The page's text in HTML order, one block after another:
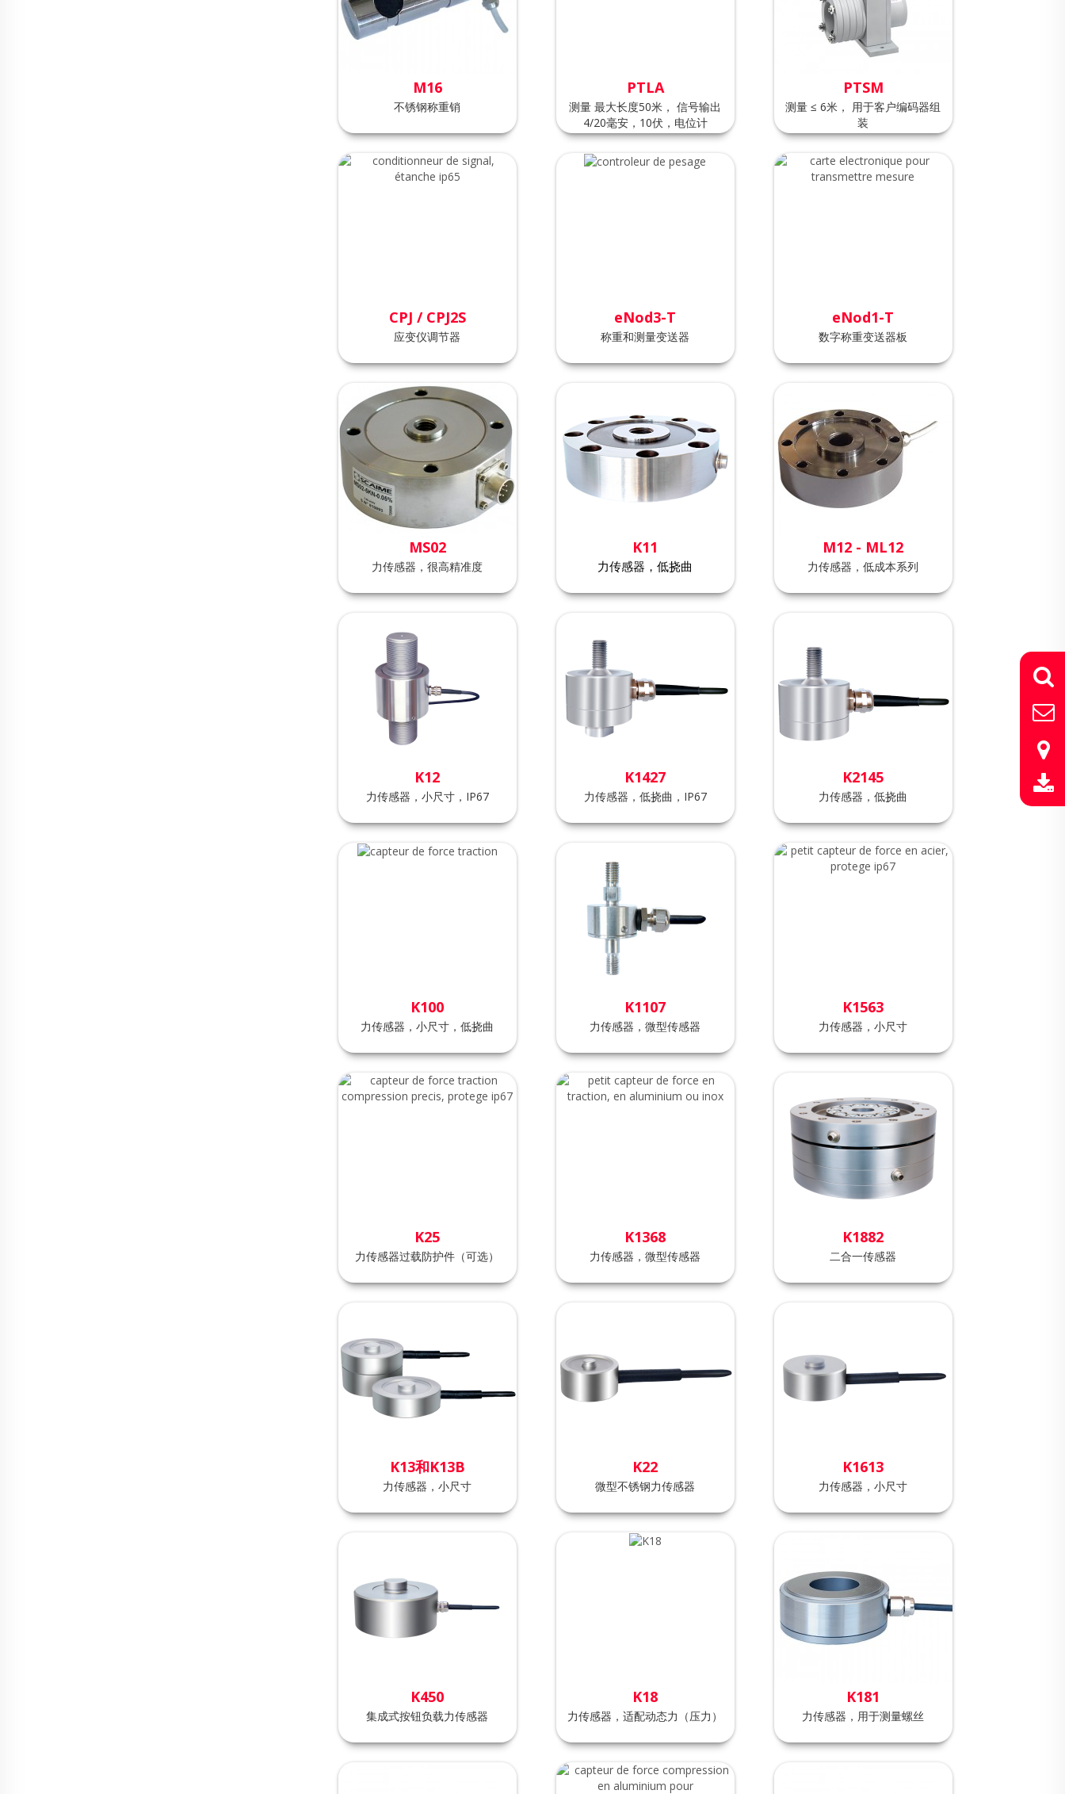
M16
不锈钢称重销
PTLA
测量 最大长度50米， 信号输出
4/20毫安，10伏，电位计
PTSM
测量 ≤ 6米， 用于客户编码器组
装
CPJ / CPJ2S
应变仪调节器
eNod3-T
称重和测量变送器
eNod1-T
数字称重变送器板
MS02
力传感器，很高精准度
K11
力传感器，低挠曲
M12 - ML12
力传感器，低成本系列
K12
力传感器，小尺寸，IP67
K1427
力传感器，低挠曲，IP67
K2145
力传感器，低挠曲
K100
力传感器，小尺寸，低挠曲
K1107
力传感器，微型传感器
K1563
力传感器，小尺寸
K25
力传感器过载防护件（可选）
K1368
力传感器，微型传感器
K1882
二合一传感器
K13和K13B
力传感器，小尺寸
K22
微型不锈钢力传感器
K1613
力传感器，小尺寸
K450
集成式按钮负载力传感器
K18
力传感器，适配动态力（压力）
K181
力传感器，用于测量螺丝